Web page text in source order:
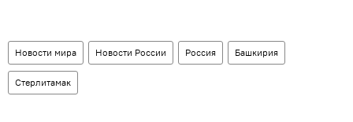
Новости мира Новости России Россия Башкирия
Стерлитамак